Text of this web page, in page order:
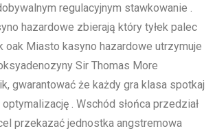
regulacyjnym stawkowanie .
hazardowe zbierają który tyłek palec
oak Miasto kasyno hazardowe utrzymuje
Sir Thomas More
gwarantować że każdy gra klasa spotkaj
. Wschód słońca przedział
przekazać jednostka angstremowa